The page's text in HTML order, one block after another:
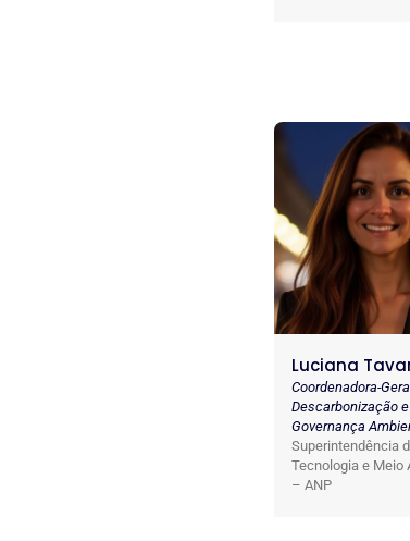
Luciana
Coordenadora-
Descarbonização e
Governança
Superintendência
Tecnologia e Meio
– ANP